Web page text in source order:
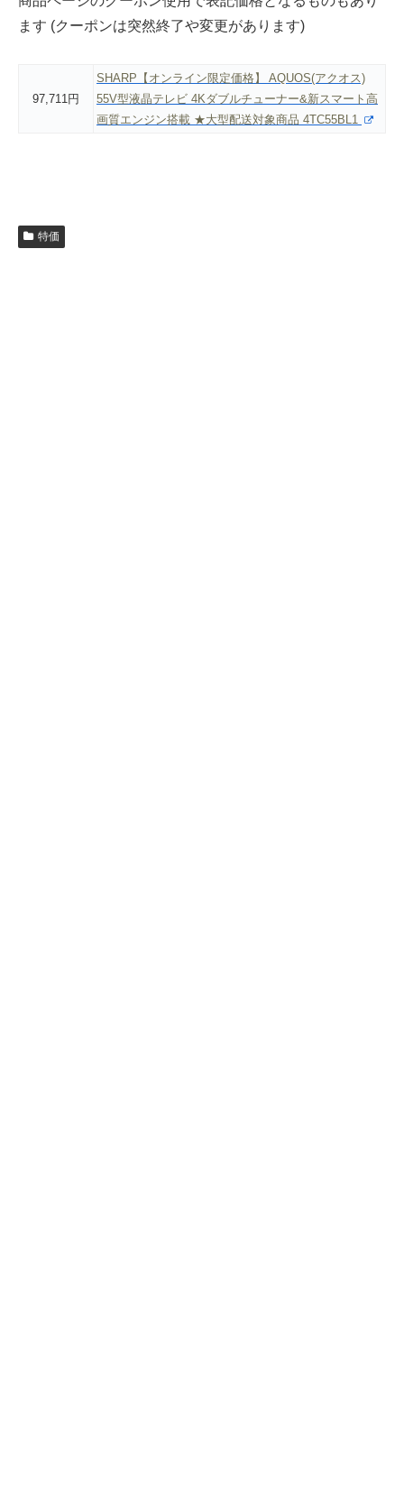
ます (クーポンは突然終了や変更があります)
97,711円
SHARP【オンライン限定価格】 AQUOS(アクオス)
55V型液晶テレビ 4Kダブルチューナー&新スマート高
画質エンジン搭載 ★大型配送対象商品 4TC55BL1
特価